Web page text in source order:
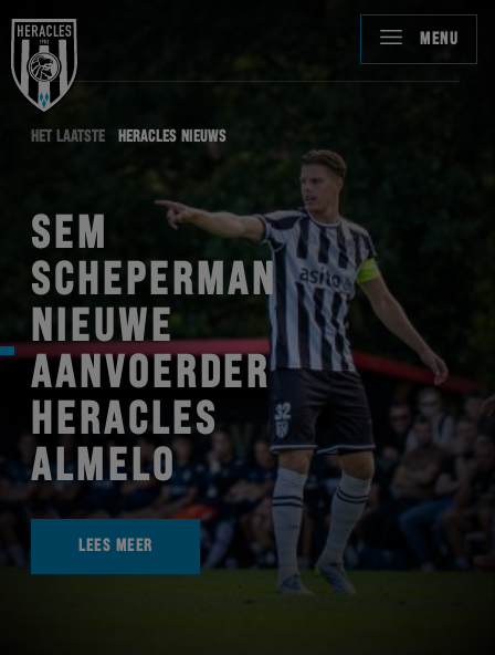
MENU
HET LAATSTE HERACLES NIEUWS
SEM
SCHEPERMAN
NIEUWE
AANVOERDER
HERACLES
ALMELO
LEES MEER